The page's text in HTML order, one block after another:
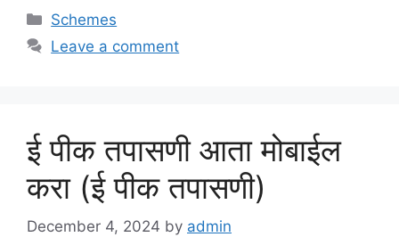
Categories
Schemes
Leave a comment
ई पीक तपासणी आता मोबाईल
करा (ई पीक तपासणी)
December 4, 2024 by admin